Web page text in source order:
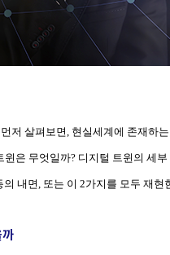
저 살펴보면, 현실세계에 존재하
윈은 무엇일까? 디지털 트윈의 세
의 내면, 또는 이 2가지를 모두 재현